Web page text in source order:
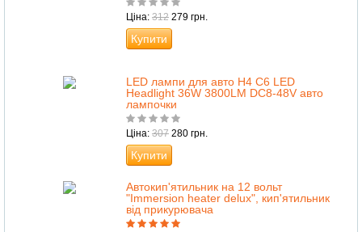
Ціна: 312 279 грн.
Купити
LED лампи для авто H4 C6 LED
Headlight 36W 3800LM DC8-48V авто
лампочки
Ціна: 307 280 грн.
Купити
Автокип'ятильник на 12 вольт
"Immersion heater delux", кип'ятильник
від прикурювача